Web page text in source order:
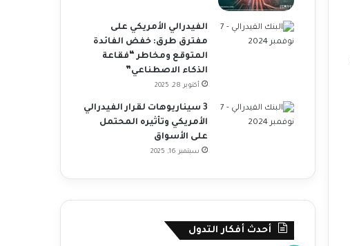
الفيدرالي الأمريكي على
مفترق طرق: خفض الفائدة
المتوقع ومخاطر “فقاعة
الذكاء الاصطناعي”
أكتوبر 28, 2025
3 سيناريوهات لقرار الفيدرالي
الأمريكي وتأثيره المحتمل
على الأسواق
سبتمبر 16, 2025
أحدث أفكار التدول